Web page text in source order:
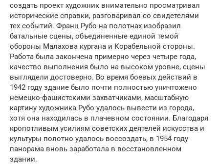
создать проект художник внимательно просматривал
исторические справки, разговаривал со свидетелями
тех событий. Франц Рубо на полотнах изобразил
батальные сцены, объединенные единой темой
обороны Малахова кургана и Корабельной стороны.
Работа была закончена примерно через четыре года,
качество выполнения было на высоком уровне, сцены
выглядели достоверно. Во время боевых действий в
1942 году здание было почти полностью уничтожено
немецко-фашистскими захватчиками, масштабную
картину художника Рубо удалось вывести из города,
хотя она находилась в плачевном состоянии. Благодаря
кропотливым усилиям советских деятелей искусства и
культуры полотно удалось воссоздать, в 1954 году
панорама вновь заработала в восстановленном
здании.